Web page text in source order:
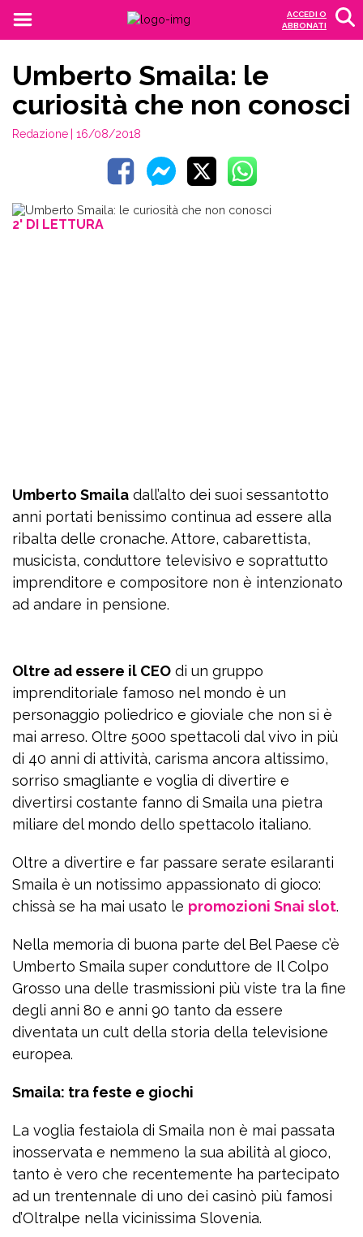
ACCEDI O
ABBONATI
Umberto Smaila: le
curiosità che non conosci
Redazione | 16/08/2018
2' DI LETTURA
Umberto Smaila dall’alto dei suoi sessantotto
anni portati benissimo continua ad essere alla
ribalta delle cronache. Attore, cabarettista,
musicista, conduttore televisivo e soprattutto
imprenditore e compositore non è intenzionato
ad andare in pensione.
Oltre ad essere il CEO di un gruppo
imprenditoriale famoso nel mondo è un
personaggio poliedrico e gioviale che non si è
mai arreso. Oltre 5000 spettacoli dal vivo in più
di 40 anni di attività, carisma ancora altissimo,
sorriso smagliante e voglia di divertire e
divertirsi costante fanno di Smaila una pietra
miliare del mondo dello spettacolo italiano.
Oltre a divertire e far passare serate esilaranti
Smaila è un notissimo appassionato di gioco:
chissà se ha mai usato le promozioni Snai slot.
Nella memoria di buona parte del Bel Paese c’è
Umberto Smaila super conduttore de Il Colpo
Grosso una delle trasmissioni più viste tra la fine
degli anni 80 e anni 90 tanto da essere
diventata un cult della storia della televisione
europea.
Smaila: tra feste e giochi
La voglia festaiola di Smaila non è mai passata
inosservata e nemmeno la sua abilità al gioco,
tanto è vero che recentemente ha partecipato
ad un trentennale di uno dei casinò più famosi
d’Oltralpe nella vicinissima Slovenia.